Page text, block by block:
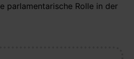
parlamentarische Rolle in der